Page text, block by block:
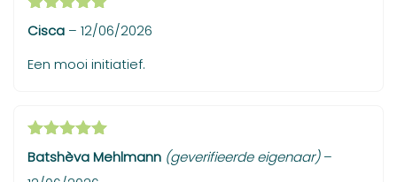
Gewaardeerd
5uit 5
Cisca – 12/06/2026
Een mooi initiatief.
Gewaardeerd
5uit 5
Batshèva Mehlmann (geverifieerde eigenaar) –